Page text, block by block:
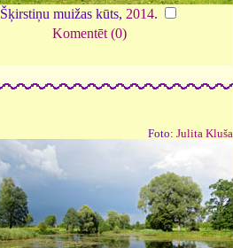
Šķirstiņu muižas kūts, 2014.
Komentēt (0)
Foto: Julita Kluša